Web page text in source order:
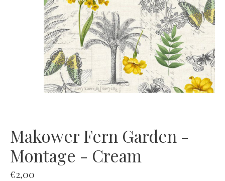
Makower Fern Garden -
Montage - Cream
€2,00